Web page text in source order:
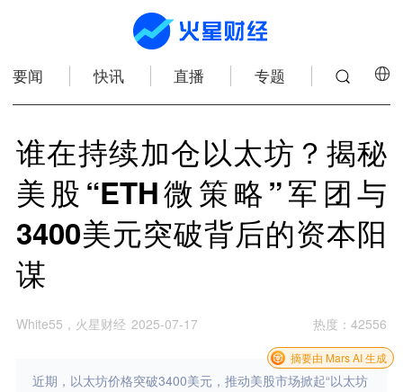
要闻 快讯 直播 专题
谁在持续加仓以太坊？揭秘
美股“ETH微策略”军团与
3400美元突破背后的资本阳
谋
White55，火星财经 2025-07-17 热度 ：42556
近期，以太坊价格突破3400美元，推动美股市场掀起“以太坊
摘要由 Mars AI 生成